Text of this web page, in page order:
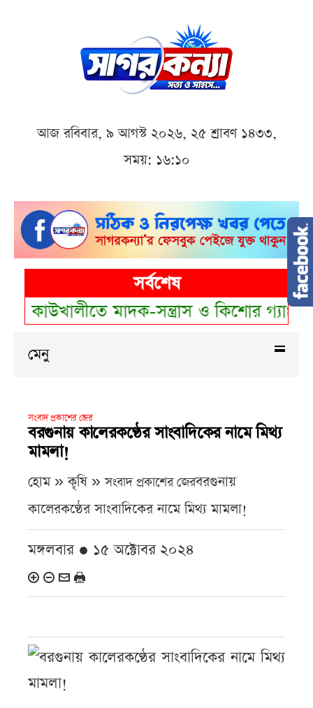
আজ রবিবার, ৯ আগস্ট ২০২৬, ২৫ শ্রাবণ ১৪৩৩,
সময়: ১৬:১০
সর্বশেষ
কাউখালীতে মাদক-সন্ত্রাস ও কিশোর গ্যাং
মেনু
সংবাদ প্রকাশের জের
বরগুনায় কালেরকণ্ঠের সাংবাদিকের নামে মিথ্য
মামলা!
হোম » কৃষি »সংবাদ প্রকাশের জেরবরগুনায়
কালেরকণ্ঠের সাংবাদিকের নামে মিথ্য মামলা!
মঙ্গলবার ● ১৫ অক্টোবর ২০২৪